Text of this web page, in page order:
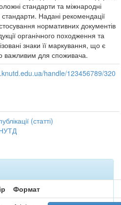
стандарти та міжнародні
стандарти. Надані рекомендації
нормативних документів
органічного походження та
знаки її маркування, що є
важливим для споживача.
handle/123456789/320
(статті)
Формат